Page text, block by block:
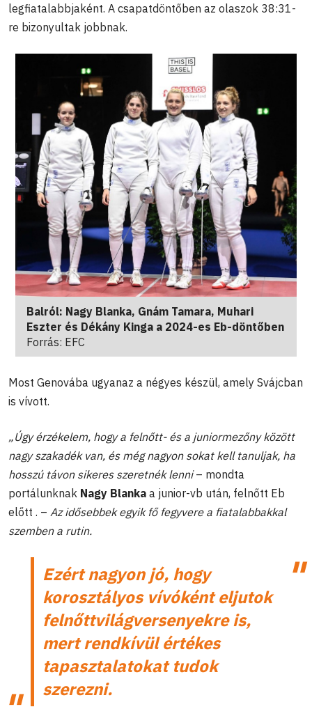
legfiatalabbjaként. A csapatdöntőben az olaszok 38:31-
re bizonyultak jobbnak.
Balról: Nagy Blanka, Gnám Tamara, Muhari
Eszter és Dékány Kinga a 2024-es Eb-döntőben
Forrás: EFC
Most Genovába ugyanaz a négyes készül, amely Svájcban
is vívott.
„Úgy érzékelem, hogy a felnőtt- és a juniormezőny között
nagy szakadék van, és még nagyon sokat kell tanuljak, ha
hosszú távon sikeres szeretnék lenni– mondta
portálunknak Nagy Blanka a junior-vb után, felnőtt Eb
előtt . – Az idősebbek egyik fő fegyvere a fiatalabbakkal
szemben a rutin.
Ezért nagyon jó, hogy
korosztályos vívóként eljutok
felnőttvilágversenyekre is,
mert rendkívül értékes
tapasztalatokat tudok
szerezni.